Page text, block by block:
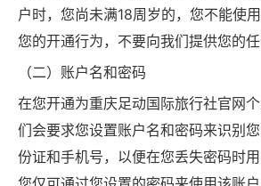
户时，您尚未满18周岁的，您不能使
您的开通行为，不要向我们提供您的任
（二）账户名和密码
在您开通为重庆足动国际旅行社官网
们会要求您设置账户名和密码来识别
份证和手机号，以便在您丢失密码时用